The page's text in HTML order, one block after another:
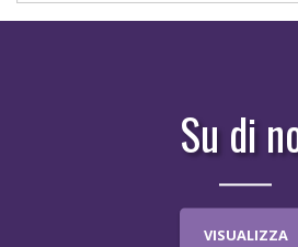
Su di
VISUALIZZA